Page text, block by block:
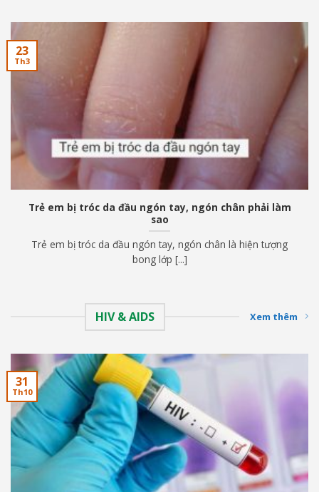
Trẻ em bị tróc da đầu ngón tay, ngón chân phải làm
sao
Trẻ em bị tróc da đầu ngón tay, ngón chân là hiện tượng
bong lớp [...]
23
Th3
HIV & AIDS Xem thêm
31
Th10